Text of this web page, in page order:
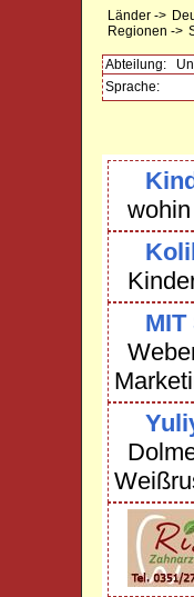
Länder ->
Regionen ->
Abteilung:
Sprache: